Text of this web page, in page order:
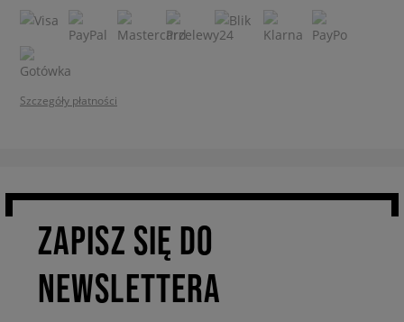
Szczegóły płatności
ZAPISZ SIĘ DO
NEWSLETTERA